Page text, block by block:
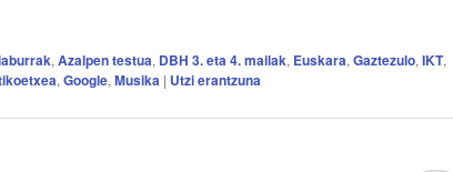
, Azalpen testua, DBH 3. eta 4. mailak, Euskara, Gaztezulo, IKT,
, Google, Musika | Utzi erantzuna